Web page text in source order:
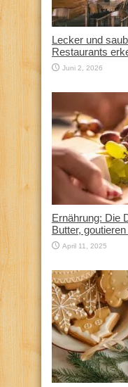
Lecker und
Restaurants
Juni 2, 2026
Ernährung: Die
Butter,
April 11, 2025